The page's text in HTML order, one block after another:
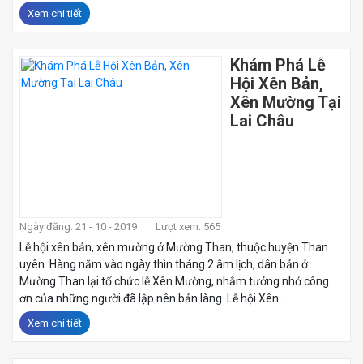
Xem chi tiết
Khám Phá Lễ
Hội Xên Bản,
Xên Mường Tại
Lai Châu
Ngày đăng: 21 - 10 - 2019 Lượt xem: 565
Lễ hội xên bản, xên mường ở Mường Than, thuộc huyện Than
uyên. Hàng năm vào ngày thìn tháng 2 âm lịch, dân bản ở
Mường Than lại tổ chức lễ Xên Mường, nhằm tưởng nhớ công
ơn của những người đã lập nên bản làng. Lễ hội Xên...
Xem chi tiết